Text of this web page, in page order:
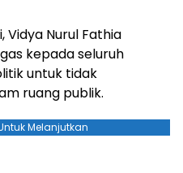
Vidya Nurul Fathia
kepada seluruh
untuk tidak
ruang publik.
Melanjutkan